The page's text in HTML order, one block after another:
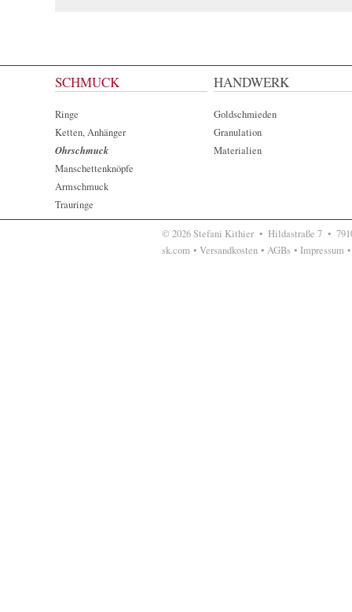
SCHMUCK
Ringe
Ketten, Anhänger
Ohrschmuck
Manschettenknöpfe
Armschmuck
Trauringe
HANDWERK
Goldschmieden
Granulation
Materialien
© 2026 Stefani Kithier • Hildastraße 7 •
sk.com • Versandkosten• AGBs• Impressum